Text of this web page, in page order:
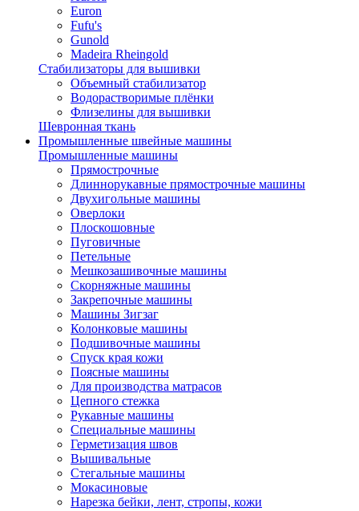
Euron
Fufu's
Gunold
Madeira Rheingold
Стабилизаторы для вышивки
Объемный стабилизатор
Водорастворимые плёнки
Флизелины для вышивки
Шевронная ткань
Промышленные швейные машины
Промышленные машины
Прямострочные
Длиннорукавные прямострочные машины
Двухигольные машины
Оверлоки
Плоскошовные
Пуговичные
Петельные
Мешкозашивочные машины
Скорняжные машины
Закрепочные машины
Машины Зигзаг
Колонковые машины
Подшивочные машины
Спуск края кожи
Поясные машины
Для производства матрасов
Цепного стежка
Рукавные машины
Специальные машины
Герметизация швов
Вышивальные
Стегальные машины
Мокасиновые
Нарезка бейки, лент, стропы, кожи